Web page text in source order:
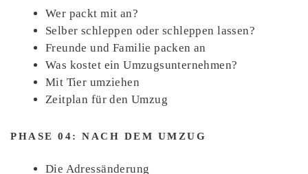
Wer packt mit an?
Selber schleppen oder schleppen lassen?
Freunde und Familie packen an
Was kostet ein Umzugsunternehmen?
Mit Tier umziehen
Zeitplan für den Umzug
PHASE 04: NACH DEM UMZUG
Die Adressänderung